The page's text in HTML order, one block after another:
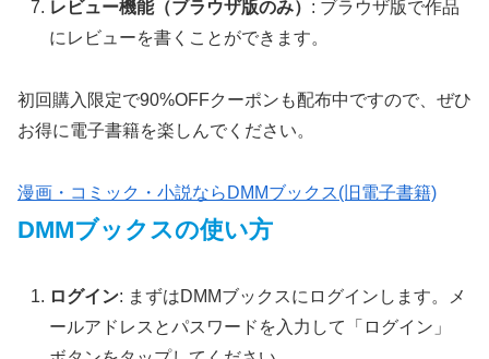
レビュー機能（ブラウザ版のみ） : ブラウザ版で作品
にレビューを書くことができます。
初回購入限定で90%OFFクーポンも配布中ですので、ぜひ
お得に電子書籍を楽しんでください。
漫画・コミック・小説ならDMMブックス(旧電子書籍)
DMMブックスの使い方
ログイン: まずはDMMブックスにログインします。メ
ールアドレスとパスワードを入力して「ログイン」